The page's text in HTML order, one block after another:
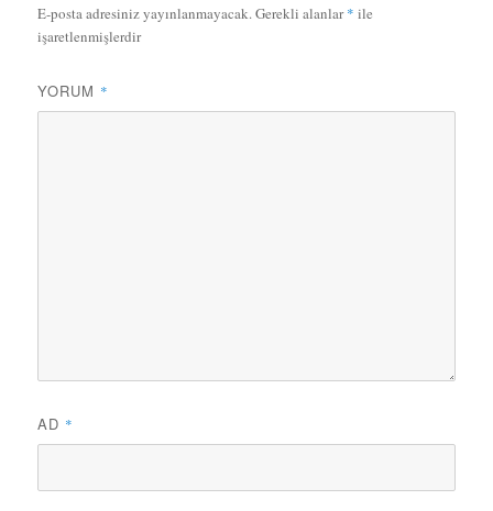
i
l
E-posta adresiniz yayınlanmayacak.Gerekli alanlar* ile
işaretlenmişlerdir
YORUM *
AD *